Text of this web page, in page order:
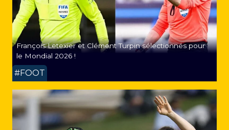
François Letexier et Clément Turpin sélectionnés pour
le Mondial 2026 !
#FOOT